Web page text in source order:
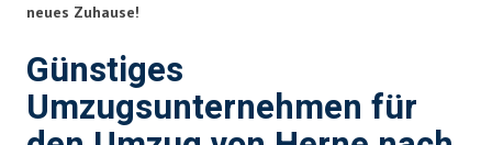
neues Zuhause!
Günstiges
Umzugsunternehmen für